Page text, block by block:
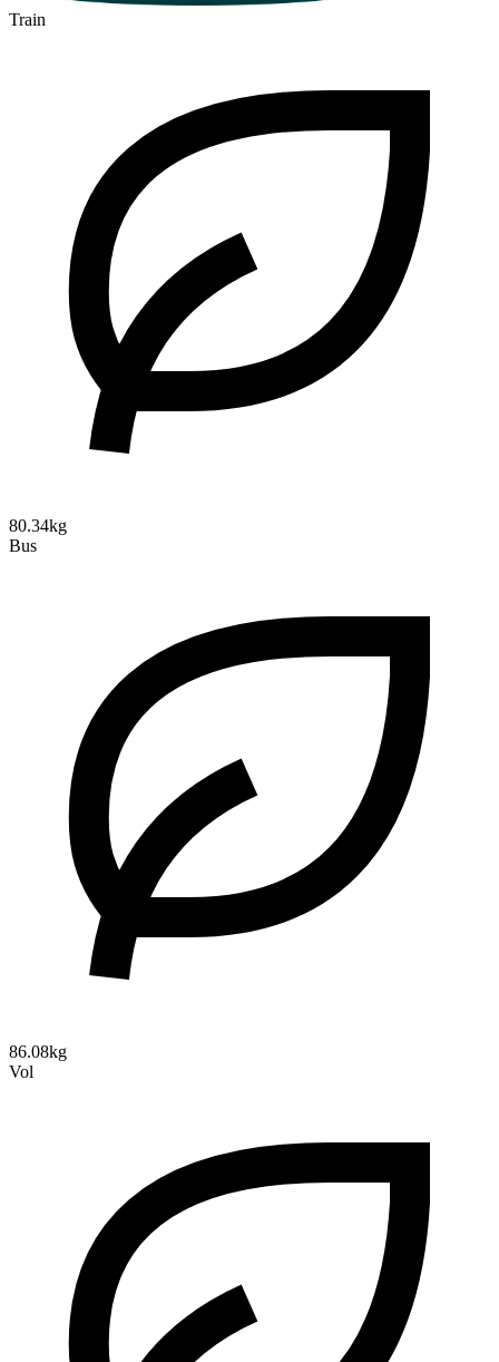
Train
80.34kg
Bus
86.08kg
Vol